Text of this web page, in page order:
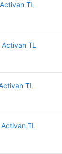
TL
TL
TL
TL